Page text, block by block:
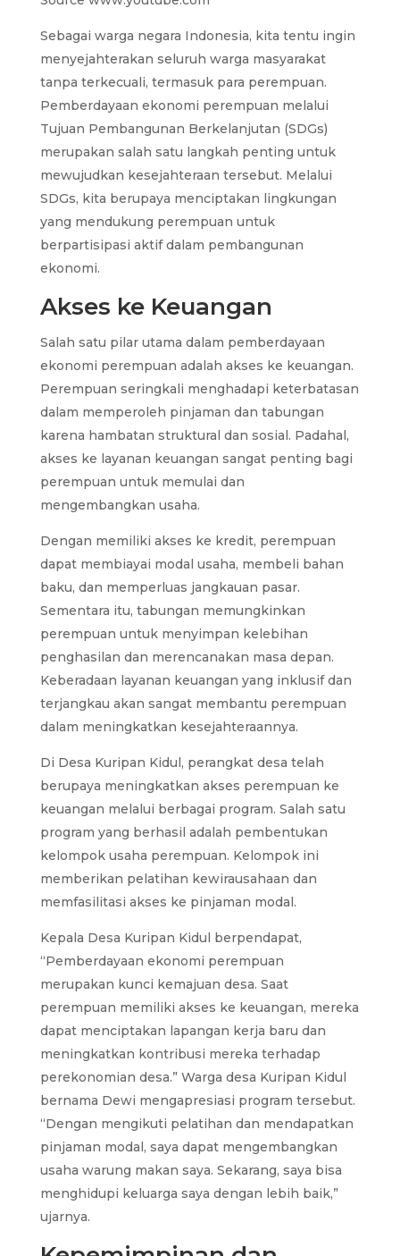
Sebagai warga negara Indonesia, kita tentu ingin
menyejahterakan seluruh warga masyarakat
tanpa terkecuali, termasuk para perempuan.
Pemberdayaan ekonomi perempuan melalui
Tujuan Pembangunan Berkelanjutan (SDGs)
merupakan salah satu langkah penting untuk
mewujudkan kesejahteraan tersebut. Melalui
SDGs, kita berupaya menciptakan lingkungan
yang mendukung perempuan untuk
berpartisipasi aktif dalam pembangunan
ekonomi.
Akses ke Keuangan
Salah satu pilar utama dalam pemberdayaan
ekonomi perempuan adalah akses ke keuangan.
Perempuan seringkali menghadapi keterbatasan
dalam memperoleh pinjaman dan tabungan
karena hambatan struktural dan sosial. Padahal,
akses ke layanan keuangan sangat penting bagi
perempuan untuk memulai dan
mengembangkan usaha.
Dengan memiliki akses ke kredit, perempuan
dapat membiayai modal usaha, membeli bahan
baku, dan memperluas jangkauan pasar.
Sementara itu, tabungan memungkinkan
perempuan untuk menyimpan kelebihan
penghasilan dan merencanakan masa depan.
Keberadaan layanan keuangan yang inklusif dan
terjangkau akan sangat membantu perempuan
dalam meningkatkan kesejahteraannya.
Di Desa Kuripan Kidul, perangkat desa telah
berupaya meningkatkan akses perempuan ke
keuangan melalui berbagai program. Salah satu
program yang berhasil adalah pembentukan
kelompok usaha perempuan. Kelompok ini
memberikan pelatihan kewirausahaan dan
memfasilitasi akses ke pinjaman modal.
Kepala Desa Kuripan Kidul berpendapat,
“Pemberdayaan ekonomi perempuan
merupakan kunci kemajuan desa. Saat
perempuan memiliki akses ke keuangan, mereka
dapat menciptakan lapangan kerja baru dan
meningkatkan kontribusi mereka terhadap
perekonomian desa.” Warga desa Kuripan Kidul
bernama Dewi mengapresiasi program tersebut.
“Dengan mengikuti pelatihan dan mendapatkan
pinjaman modal, saya dapat mengembangkan
usaha warung makan saya. Sekarang, saya bisa
menghidupi keluarga saya dengan lebih baik,”
ujarnya.